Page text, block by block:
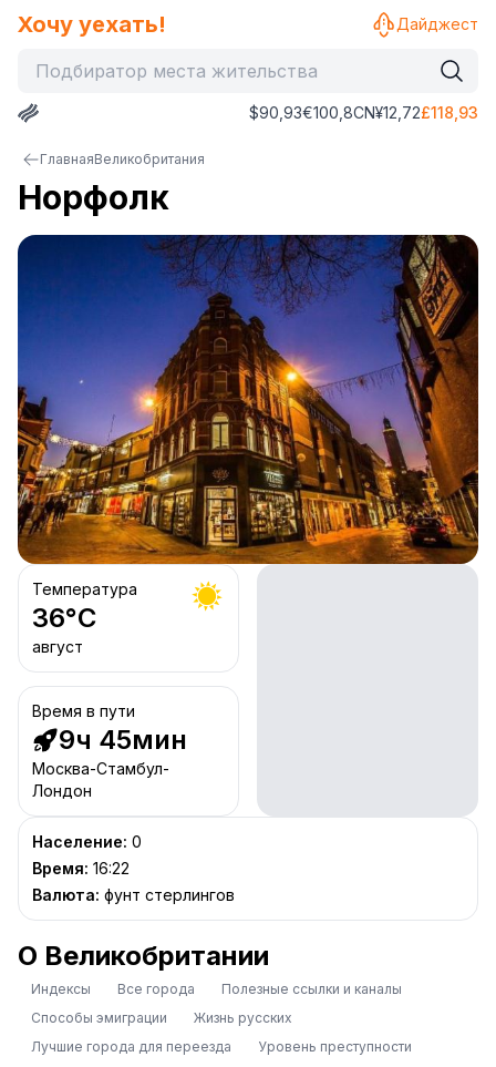
Хочу уехать!
$90,93€100,8CN¥12,72£118,93
Дайджест
ГлавнаяВеликобритания
Норфолк
Температура
36°C
август
Время в пути
9ч 45мин
Москва-Стамбул-
Лондон
Население: 0
Время: 16:22
Валюта: фунт стерлингов
О Великобритании
Индексы Все города
Полезные ссылки и каналы
Способы эмиграции
Жизнь русских
Лучшие города для переезда
Уровень преступности